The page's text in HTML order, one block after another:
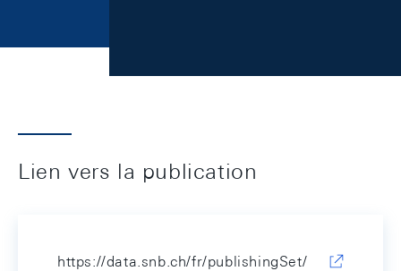
Lien vers la publication
https://data.snb.ch/fr/publishingSet/